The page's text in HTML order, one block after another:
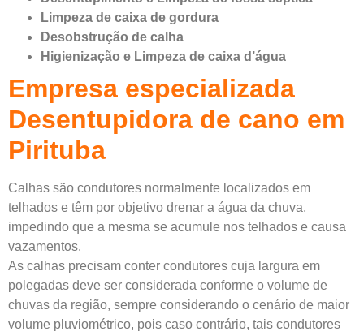
Limpeza de caixa de gordura
Desobstrução de calha
Higienização e Limpeza de caixa d’água
Empresa especializada
Desentupidora de cano em
Pirituba
Calhas são condutores normalmente localizados em
telhados e têm por objetivo drenar a água da chuva,
impedindo que a mesma se acumule nos telhados e causa
vazamentos.
As calhas precisam conter condutores cuja largura em
polegadas deve ser considerada conforme o volume de
chuvas da região, sempre considerando o cenário de maior
volume pluviométrico, pois caso contrário, tais condutores